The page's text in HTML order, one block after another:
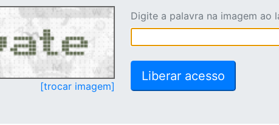
[trocar imagem]
Digite a palavra na imagem ao